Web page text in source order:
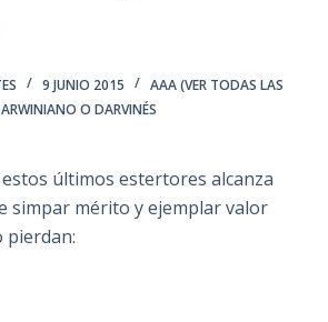
9 JUNIO 2015
AAA (VER TODAS LAS
O DARVINÉS
últimos estertores alcanza
simpar mérito y ejemplar valor
pierdan: